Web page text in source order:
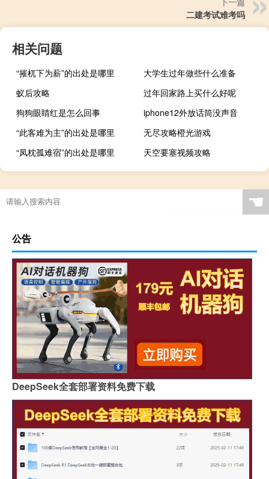
二建考试难考吗
相关问题
“摧杌下为薪”的出处是哪里
大学生过年做些什么准备
蚁后攻略
过年回家路上买什么好呢
狗狗眼睛红是怎么回事
iphone12外放话筒没声音
“此客难为主”的出处是哪里
无尽攻略橙光游戏
“凤枕孤难宿”的出处是哪里
天空要塞视频攻略
☚
公告
DeepSeek全套部署资料免费下载